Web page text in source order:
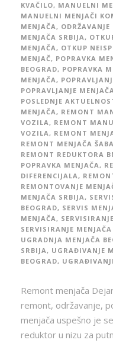
KVAČILO, MANUELNI
MANUELNI MENJAČI
MENJAČA,
MENJAČA SRBIJA,
MENJAČA, OTKUP
MENJAČ, POPRAVKA
BEOGRAD, POPRAVKA
MENJAČA,
POPRAVLJANJE
POSLEDNJE
MENJAČA, REMONT
VOZILA, REMONT
VOZILA, REMONT
REMONT MENJAČA
REMONT REDUKTORA
POPRAVKA MENJAČA,
DIFERENCIJALA,
REMONTOVANJE
MENJAČA SRBIJA,
BEOGRAD, SERVIS
MENJAČA,
SERVISIRANJE
UGRADNJA MENJAČA
SRBIJA, UGRAĐIVANJE
BEOGRAD,
Remont menjača
remont, održavanje,
menjača uspešno je
reduktor u nizu za